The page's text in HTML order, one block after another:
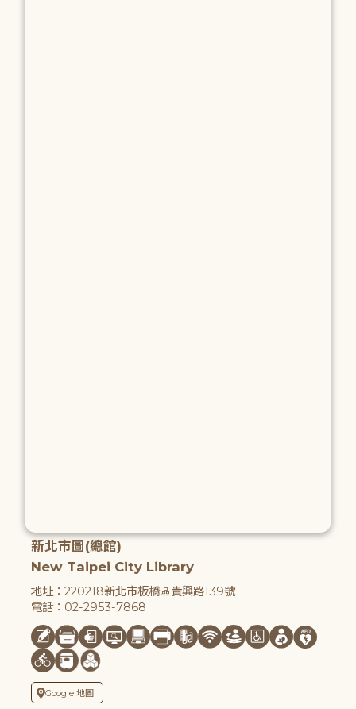
新北市圖(總館)
New Taipei City Library
地址：220218新北市板橋區貴興路139號
電話：02-2953-7868
Google 地圖